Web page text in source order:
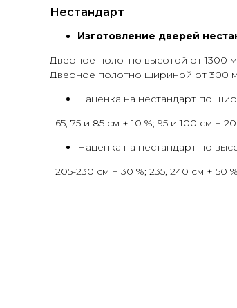
Нестандарт
Изготовление дверей
Дверное полотно высотой от 1300
Дверное полотно шириной от 300
Наценка на нестандарт по
65, 75 и 85 см + 10 %; 95 и 100 см +
Наценка на нестандарт по
205-230 см + 30 %; 235, 240 см + 50